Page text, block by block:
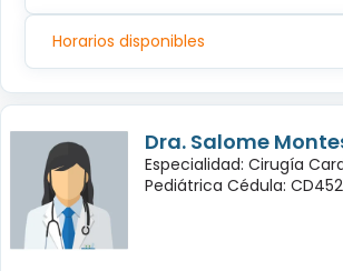
Horarios disponibles
Dra. Salome
Especialidad: Cirugía
Pediátrica Cédula: